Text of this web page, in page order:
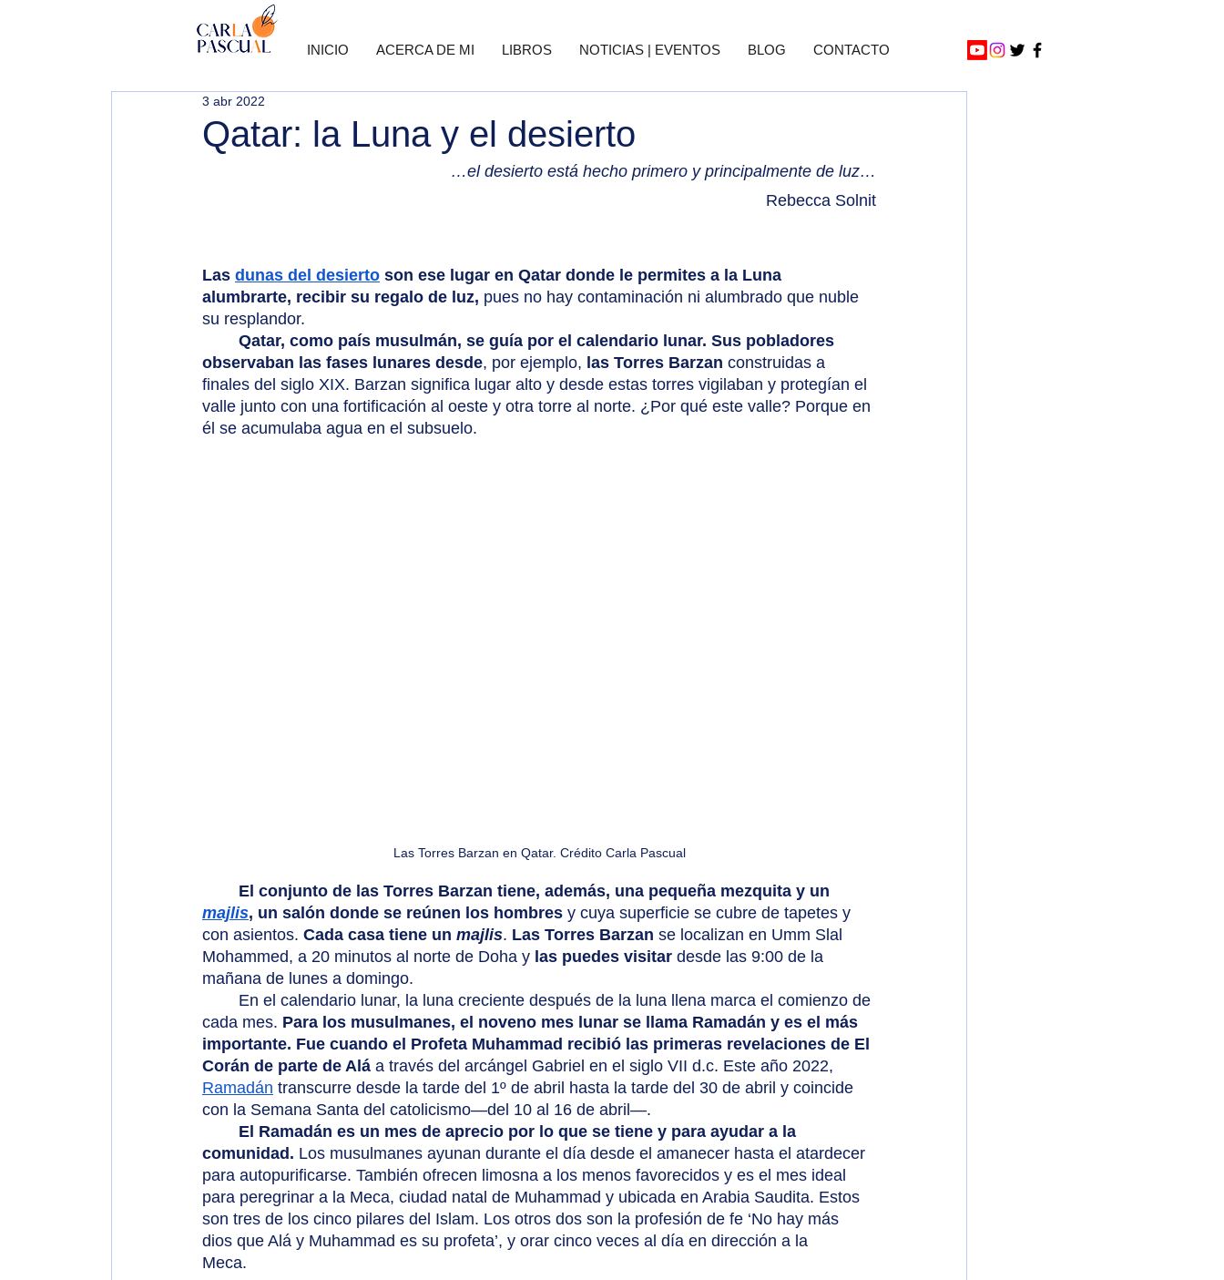
INICIO ACERCA DE MI LIBROS NOTICIAS | EVENTOS BLOG CONTACTO
Qatar: la Luna y el desierto
3 abr 2022
…el desierto está hecho primero y principalmente de luz…
Rebecca Solnit
Las dunas del desierto son ese lugar en Qatar donde le permites a la Luna
alumbrarte, recibir su regalo de luz, pues no hay contaminación ni alumbrado que nuble
su resplandor.
Qatar, como país musulmán, se guía por el calendario lunar. Sus pobladores
observaban las fases lunares desde, por ejemplo, las Torres Barzan construidas a
finales del siglo XIX. Barzan significa lugar alto y desde estas torres vigilaban y protegían el
valle junto con una fortificación al oeste y otra torre al norte. ¿Por qué este valle? Porque en
él se acumulaba agua en el subsuelo.
Las Torres Barzan en Qatar. Crédito Carla Pascual
El conjunto de las Torres Barzan tiene, además, una pequeña mezquita y un
majlis, un salón donde se reúnen los hombres y cuya superficie se cubre de tapetes y
con asientos. Cada casa tiene un majlis. Las Torres Barzan se localizan en Umm Slal
Mohammed, a 20 minutos al norte de Doha y las puedes visitar desde las 9:00 de la
mañana de lunes a domingo.
cada mes. Para los musulmanes, el noveno mes lunar se llama Ramadán y es el más
importante. Fue cuando el Profeta Muhammad recibió las primeras revelaciones de El
Corán de parte de Alá a través del arcángel Gabriel en el siglo VII d.c. Este año 2022,
Ramadán transcurre desde la tarde del 1º de abril hasta la tarde del 30 de abril y coincide
con la Semana Santa del catolicismo—del 10 al 16 de abril—.
El Ramadán es un mes de aprecio por lo que se tiene y para ayudar a la
comunidad. Los musulmanes ayunan durante el día desde el amanecer hasta el atardecer
para autopurificarse. También ofrecen limosna a los menos favorecidos y es el mes ideal
para peregrinar a la Meca, ciudad natal de Muhammad y ubicada en Arabia Saudita. Estos
son tres de los cinco pilares del Islam. Los otros dos son la profesión de fe ‘No hay más
dios que Alá y Muhammad es su profeta’, y orar cinco veces al día en dirección a la